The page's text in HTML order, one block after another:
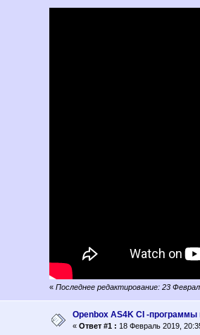
«Последнее редактирование: 23
Openbox AS4K CI -программы
« Ответ #1 : 18 Февраль 2019,